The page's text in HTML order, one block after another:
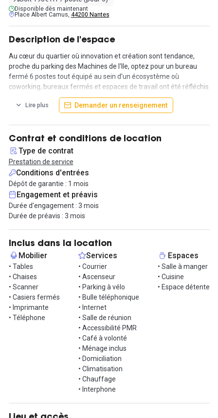
Disponible dès maintenant
Place Albert Camus, 44200 Nantes
Description de l'espace
Au cœur du quartier où innovation et création sont tendance,
proche du parking des Machines de l'Ile, optez pour un bureau
fermé 6 postes tout équipé au sein d'un écosystème où
coworking, bureaux fermés et espaces de travail ont été réfléchis
pour exploiter le potentiel de votre entreprise.
votre badge d'accès, vous pourrez y accéder 24 h/24 h du lundi
au dimanche. Espace lounge pour vos pauses, espace cuisine
pour vos repas, salles de réunion et phone box : profitez de tout
ces espaces au "LEVEL ONE", l'espace commun, ouvert du lundi
au vendredi de 8h à 20h.
De plus, de multiples services sont inclus de façon à vous faciliter
la vie : internet très haut débit, service quotidien de relève et
livraison du courrier, reprographie ainsi que la possibilité
d'accéder à la plateforme de communication utilisées par les
membres de l'espace pour développer votre réseau. Des
armoires et rangement fermés sont également mis à votre
disposition.
N'attendez plus et contactez nous pour organiser une visite ! Le
bureau de vos rêves vous attend.
Accessibilité:
Tram ligne 1 : arrêt Chantiers Navals
Bus C5 : arrêt Gare de l’Etat
Station bicloo 43 – Machines de l’Île
Voiture : Parking des Machines à 2′
Informations complémentaires sur cet espace de
Toutes charges incluses (électricité, chauffage, ménage, impôts
Lire plus Demander un renseignement
Contrat et conditions de location
Type de contrat
Prestation de service
Conditions d'entrées
Dépôt de garantie : 1 mois
Engagement et préavis
Durée d'engagement : 3 mois
Durée de préavis : 3 mois
Inclus dans la location
Mobilier
• Tables
• Chaises
• Scanner
• Casiers fermés
• Imprimante
• Téléphone
Services
• Courrier
• Ascenseur
• Parking à vélo
• Bulle téléphonique
• Internet
• Salle de réunion
• Accessibilité PMR
• Café à volonté
• Ménage inclus
• Domiciliation
• Climatisation
• Chauffage
• Interphone
Espaces
• Salle à manger
• Cuisine
• Espace détente